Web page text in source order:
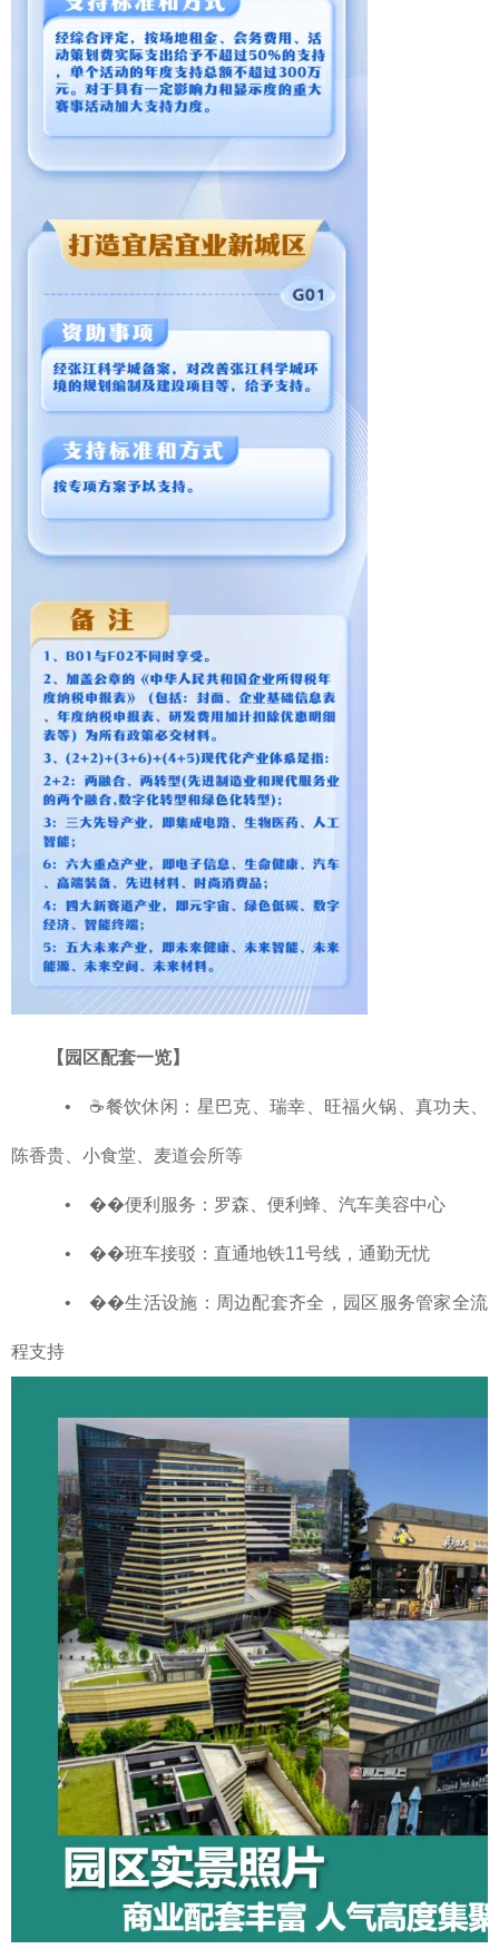
【园区配套一览】
• ☕餐饮休闲：星巴克、瑞幸、旺福火锅、真功夫、
陈香贵、小食堂、麦道会所等
• ��便利服务：罗森、便利蜂、汽车美容中心
• ��班车接驳：直通地铁11号线，通勤无忧
• ��生活设施：周边配套齐全，园区服务管家全流
程支持